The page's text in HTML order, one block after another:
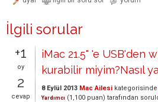
İlgili sorular
+1
oy
2
cevap
iMac 21.5" 'e USB'den
kurabilir miyim?Nasıl
8 Eylül 2013 Mac Ailesi kategorisinde
Yardımcı (1,100 puan) tarafından